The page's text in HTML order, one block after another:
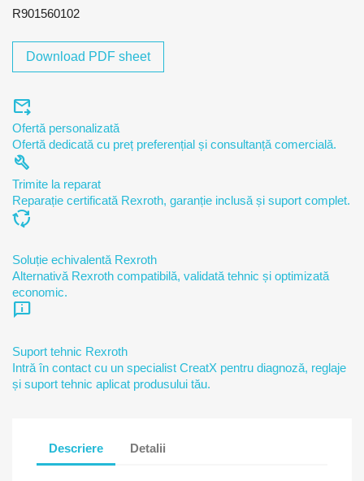
R901560102
Download PDF sheet
forward_to_inbox
Ofertă personalizată
Ofertă dedicată cu preț preferențial și consultanță comercială.
build
Trimite la reparat
Reparație certificată Rexroth, garanție inclusă și suport complet.
cycle
Soluție echivalentă Rexroth
Alternativă Rexroth compatibilă, validată tehnic și optimizată
economic.
chat_info
Suport tehnic Rexroth
Intră în contact cu un specialist CreatX pentru diagnoză, reglaje
și suport tehnic aplicat produsului tău.
Descriere Detalii